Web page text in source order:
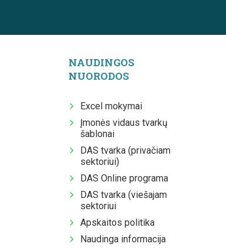
NAUDINGOS
NUORODOS
Excel mokymai
Įmonės vidaus tvarkų
šablonai
DAS tvarka (privačiam
sektoriui)
DAS Online programa
DAS tvarka (viešajam
sektoriui
Apskaitos politika
Naudinga informacija